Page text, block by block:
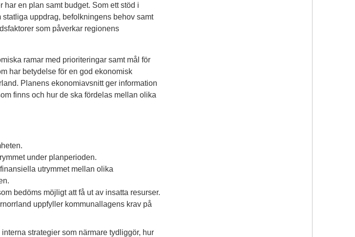
har en plan samt budget. Som ett stöd i
uppdrag, befolkningens behov samt
som påverkar regionens
ramar med prioriteringar samt mål för
har betydelse för en god ekonomisk
Planens ekonomiavsnitt ger information
finns och hur de ska fördelas mellan olika
under planperioden.
utrymmet mellan olika
bedöms möjligt att få ut av insatta resurser.
uppfyller kommunallagens krav på
strategier som närmare tydliggör, hur